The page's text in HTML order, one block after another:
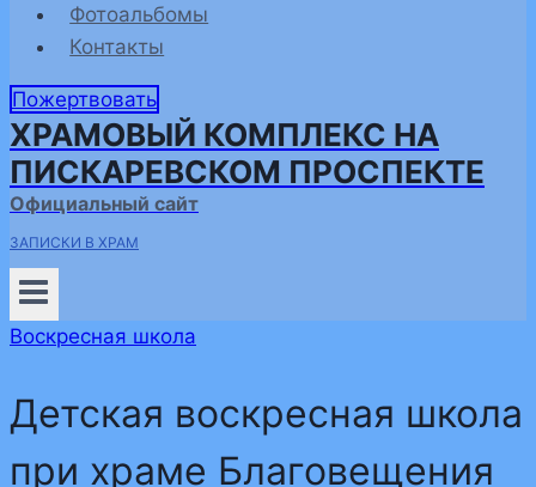
Фотоальбомы
Контакты
Пожертвовать
ХРАМОВЫЙ КОМПЛЕКС НА
ПИСКАРЕВСКОМ ПРОСПЕКТЕ
Официальный сайт
ЗАПИСКИ В ХРАМ
Воскресная школа
Детская воскресная школа
при храме Благовещения